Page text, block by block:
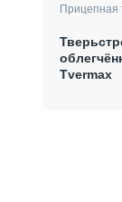
Прицепная
Tvermax